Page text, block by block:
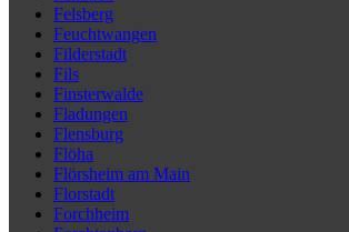
Felsberg
Feuchtwangen
Filderstadt
Fils
Finsterwalde
Fladungen
Flensburg
Flöha
Flörsheim am Main
Florstadt
Forchheim